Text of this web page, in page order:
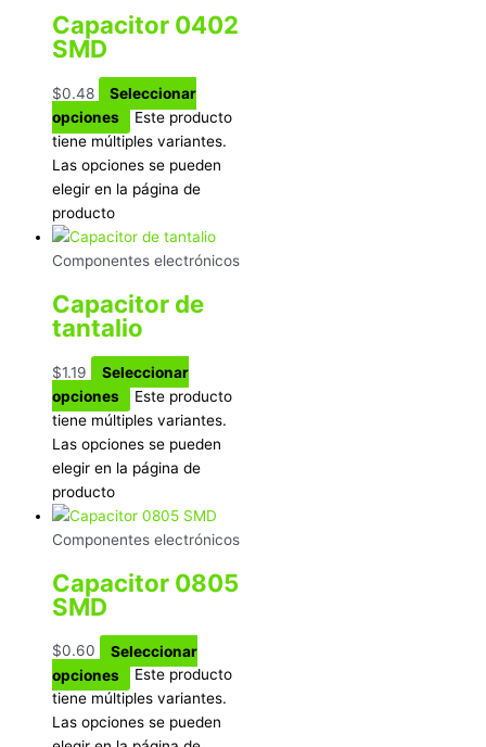
Capacitor 0402
SMD
$0.48
Seleccionar
opciones
Este producto
tiene múltiples variantes.
Las opciones se pueden
elegir en la página de
producto
Componentes electrónicos
Capacitor de
tantalio
$1.19
Seleccionar
opciones
Este producto
tiene múltiples variantes.
Las opciones se pueden
elegir en la página de
producto
Componentes electrónicos
Capacitor 0805
SMD
$0.60
Seleccionar
opciones
Este producto
tiene múltiples variantes.
Las opciones se pueden